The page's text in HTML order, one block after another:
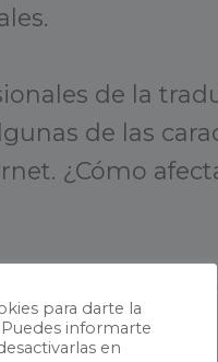
de la
de las
¿Cómo
los idiomas
para darte la
informarte
en